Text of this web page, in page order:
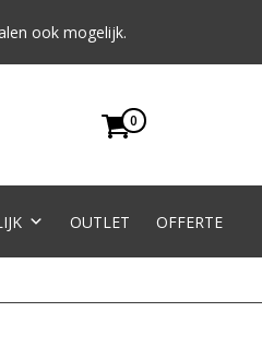
ook mogelijk.
0
OUTLET OFFERTE